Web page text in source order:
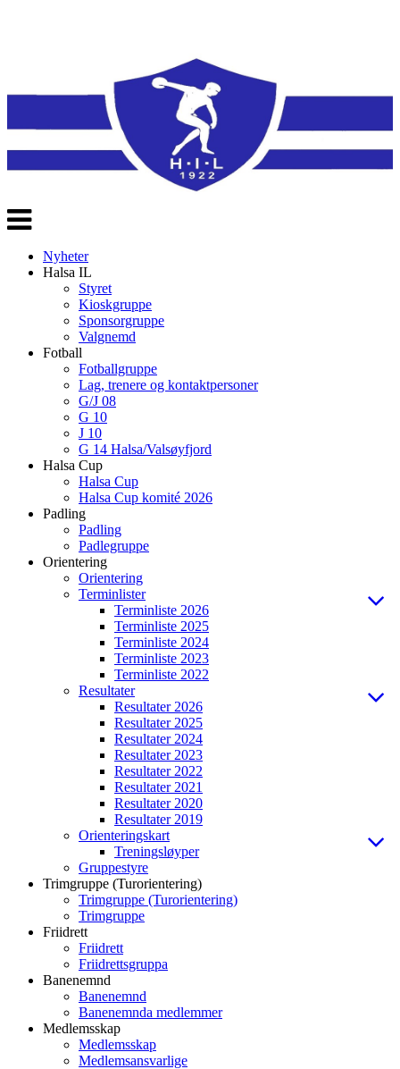
Veksle
navigasjon
Nyheter
Halsa IL
Styret
Kioskgruppe
Sponsorgruppe
Valgnemd
Fotball
Fotballgruppe
Lag, trenere og kontaktpersoner
G/J 08
G 10
J 10
G 14 Halsa/Valsøyfjord
Halsa Cup
Halsa Cup
Halsa Cup komité 2026
Padling
Padling
Padlegruppe
Orientering
Orientering
Terminlister
Terminliste 2026
Terminliste 2025
Terminliste 2024
Terminliste 2023
Terminliste 2022
Resultater
Resultater 2026
Resultater 2025
Resultater 2024
Resultater 2023
Resultater 2022
Resultater 2021
Resultater 2020
Resultater 2019
Orienteringskart
Treningsløyper
Gruppestyre
Trimgruppe (Turorientering)
Trimgruppe (Turorientering)
Trimgruppe
Friidrett
Friidrett
Friidrettsgruppa
Banenemnd
Banenemnd
Banenemnda medlemmer
Medlemsskap
Medlemsskap
Medlemsansvarlige